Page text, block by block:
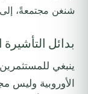
شنغن مجتمعةً،
بدائل التأشيرة
ينبغي
الأوروبية وليس